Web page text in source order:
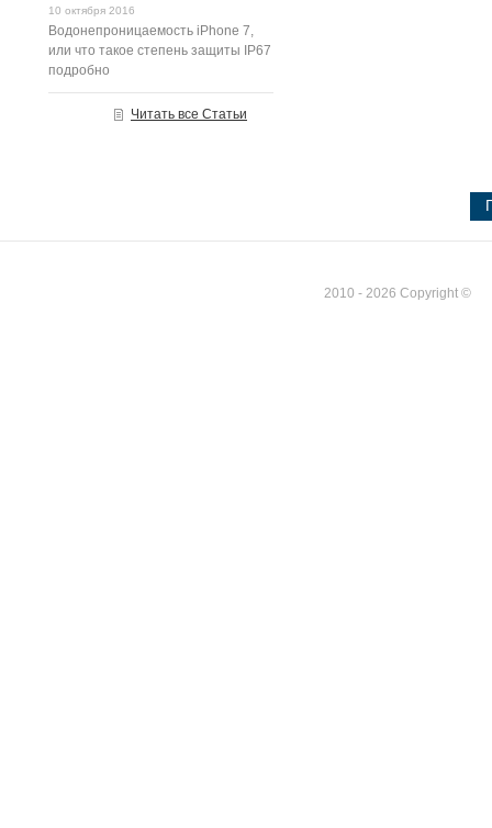
10 октября 2016
Водонепроницаемость iPhone 7,
или что такое степень защиты IP67
подробно
Читать все Статьи
2010 - 2026 Copyright ©